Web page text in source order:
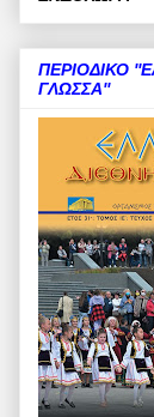
ΠΕΡΙΟΔΙΚΟ
ΓΛΩΣΣΑ''